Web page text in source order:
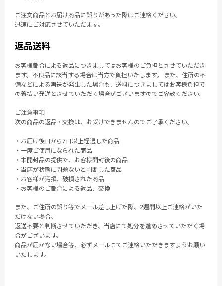
ご注文商品とお届け商品に誤りがあった際はご連絡ください。
迅速にご対応させていただます。
返品送料
お客様都合による返品につきましてはお客様のご負担とさせていただき
ます。不良品に該当する場合は当方で負担いたします。 また、住所の不
備などによる再送が発生した場合も、送料につきましてはお客様負担で
の着払い発送とさせていただく場合がございますのでご容赦ください。
ご注意事項
次の商品の返品・交換は、お受けできませんのでご了承ください。
・お届け後日から7日以上経過した商品
・一度ご使用になられた商品
・未開封品の提供で、お客様開封後の商品
・当店が状態に問題ないと判断した商品
・お客様が汚損、破損された商品
・お客様のご都合による返品、交換
また、ご住所の誤り等でメール差し上げた際、2週間以上ご連絡がいた
だけない場合、
返送不要と判断させていただき、当店にて処分を進めさせていただく場
合がございます。
商品が届かない場合等、必ずメールにてご連絡いただきますようお願い
いたします。